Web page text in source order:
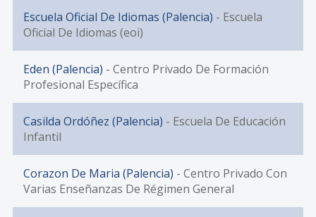
Escuela Oficial De Idiomas (Palencia) - Escuela
Oficial De Idiomas (eoi)
Eden (Palencia) - Centro Privado De Formación
Profesional Específica
Casilda Ordóñez (Palencia) - Escuela De Educación
Infantil
Corazon De Maria (Palencia) - Centro Privado Con
Varias Enseñanzas De Régimen General